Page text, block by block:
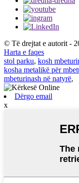
© Të drejtat e autorit -
Harta e faqes
stol parku, kosh
kosha metalikë për
mbeturinash në natyrë,
Dërgo email
x